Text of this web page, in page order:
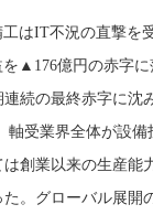
工はIT不況の直撃を
▲176億円の赤字に
続の最終赤字に沈
軸受業界全体が設備
創業以来の生産能
。グローバル展開